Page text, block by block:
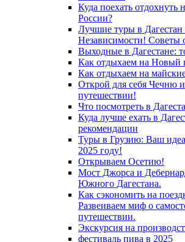
Куда поехать отдохнуть
России?
Лучшие туры в Дагестан
Независимости! Советы
Выходные в Дагестане:
Как отдыхаем на Новый
Как отдыхаем на
Открой для себя Чечню
путешествии!
Что посмотреть в
Куда лучше ехать в
рекомендации
Туры в Грузию: Ваш
2025 году!
Открываем Осетию!
Мост Джорса и
Южного Дагестана.
Как сэкономить на
Развеиваем миф о
путешествии.
Экскурсия на
фестиваль пива в 2025